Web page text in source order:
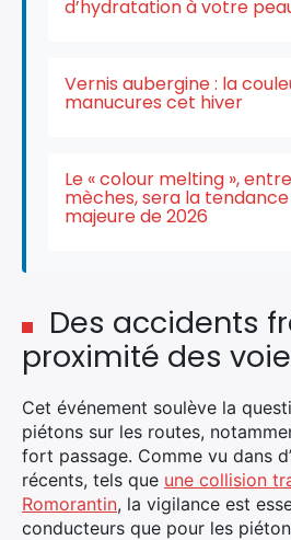
d’hydratation à votre
Vernis aubergine : la
manucures cet hiver
Le « colour melting »,
mèches, sera la
majeure de 2026
Des accidents
proximité des
Cet événement soulève la
piétons sur les routes,
fort passage. Comme vu dans
récents, tels que une collision
Romorantin, la vigilance est
conducteurs que pour les
Rechercher
: